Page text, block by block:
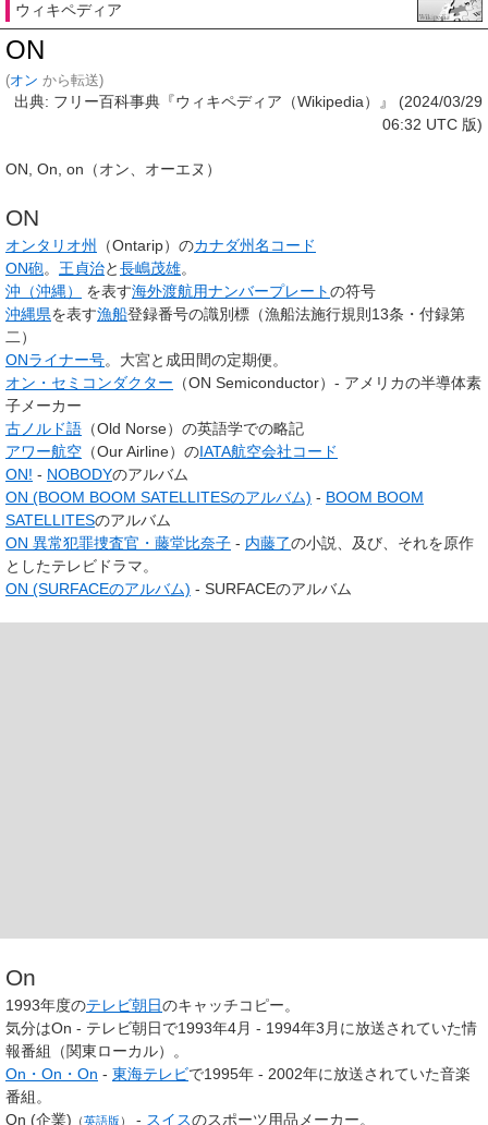
ウィキペディア
ON
(オン から転送)
出典: フリー百科事典『ウィキペディア（Wikipedia）』 (2024/03/29
06:32 UTC 版)
ON On on （オン、オーエヌ）
ON
オンタリオ州 （Ontarip）のカナダ州名コード
ON砲。 王貞治と長嶋茂雄。
沖（沖縄）
を表す海外渡航用ナンバープレートの符号
沖縄県を表す漁船登録番号の識別標（漁船法施行規則13条・付録第
二）
ONライナー号。大宮と成田間の定期便。
オン・セミコンダクター （ON Semiconductor）- アメリカの半導体素
子メーカー
古ノルド語 （Old Norse）の英語学での略記
アワー航空 （Our Airline）のIATA航空会社コード
ON! - NOBODYのアルバム
ON (BOOM BOOM SATELLITESのアルバム) - BOOM BOOM
SATELLITESのアルバム
ON 異常犯罪捜査官・藤堂比奈子 - 内藤了の小説、及び、それを原作
としたテレビドラマ。
ON (SURFACEのアルバム) - SURFACEのアルバム
On
1993年度のテレビ朝日のキャッチコピー。
気分はOn - テレビ朝日で1993年4月 - 1994年3月に放送されていた情
報番組（関東ローカル）。
On・On・On - 東海テレビで1995年 - 2002年に放送されていた音楽
番組。
On (企業) （英語版 ） - スイスのスポーツ用品メーカー。